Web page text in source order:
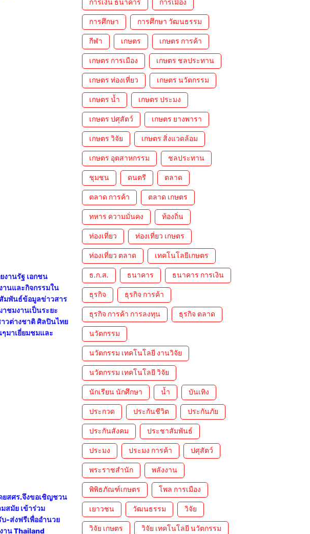
งานรัฐ เอกชน
นและกิจกรรมใน
มพันธ์ข้อมูลข่าวสาร
ชมงานเป็นระยะ
วต่างชาติ ศิลปินไทย
มาเยี่ยมชมและ
ยสศร.จึงขอเชิญชวน
สมัย เข้าร่วม
-ส่งฟรีเพื่ออำนวย
าน Thailand
การเงิน ธนาคาร การเมือง
การศึกษา การศึกษา วัฒนธรรม
กีฬา เกษตร เกษตร การค้า
เกษตร การเมือง เกษตร ชลประทาน
เกษตร ท่องเที่ยว เกษตร นวัตกรรม
เกษตร น้ำ เกษตร ประมง
เกษตร ปศุสัตว์ เกษตร ยางพารา
เกษตร วิจัย เกษตร สิ่งแวดล้อม
เกษตร อุตสาหกรรม ชลประทาน
ชุมชน ดนตรี ตลาด
ตลาด การค้า ตลาด เกษตร
ทหาร ความมั่นคง ท้องถิ่น
ท่องเที่ยว ท่องเที่ยว เกษตร
ท่องเที่ยว ตลาด เทคโนโลยีเกษตร
ธ.ก.ส. ธนาคาร ธนาคาร การเงิน
ธุรกิจ ธุรกิจ การค้า
ธุรกิจ การค้า การลงทุน ธุรกิจ ตลาด
นวัตกรรม
นวัตกรรม เทคโนโลยี งานวิจัย
นวัตกรรม เทคโนโลยี วิจัย
นักเรียน นักศึกษา น้ำ บันเทิง
ประกวด ประกันชีวิต ประกันภัย
ประกันสังคม ประชาสัมพันธ์
ประมง ประมง การค้า ปศุสัตว์
พระราชสำนัก พลังงาน
พิพิธภัณฑ์เกษตร โพล การเมือง
เยาวชน วัฒนธรรม วิจัย
วิจัย เกษตร วิจัย เทคโนโลยี นวัตกรรม